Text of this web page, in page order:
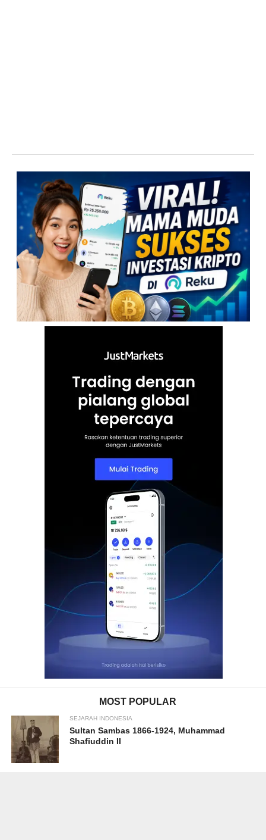
MOST POPULAR
SEJARAH INDONESIA
Sultan Sambas 1866-1924, Muhammad
Shafiuddin II